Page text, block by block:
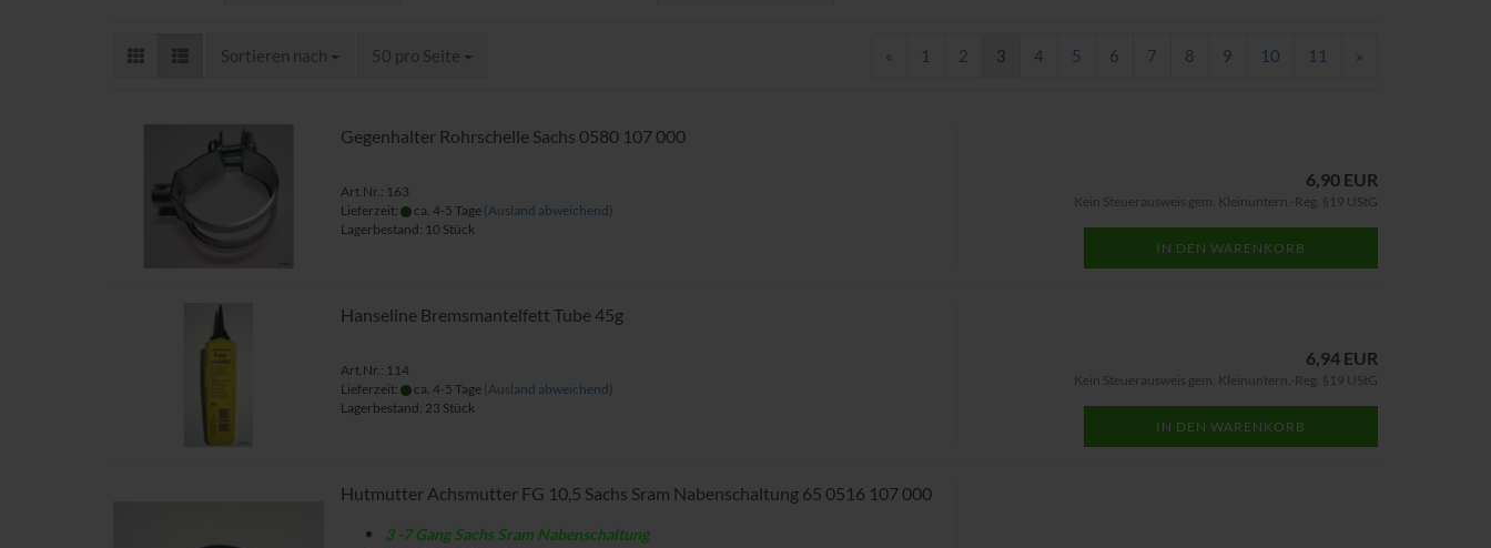
Sortieren nach
Sortieren nach 50 pro Seite
pro Seite « 1 2 3 4 5 6 7 8 9 10 11 »
Gegenhalter Rohrschelle Sachs 0580 107 000
Art.Nr.: 163
Lieferzeit:
ca. 4-5 Tage (Ausland abweichend)
Lagerbestand: 10 Stück
6,90 EUR
Kein Steuerausweis gem. Kleinuntern.-Reg. §19 UStG
IN DEN WARENKORB
Hanseline Bremsmantelfett Tube 45g
Art.Nr.: 114
Lieferzeit:
ca. 4-5 Tage (Ausland abweichend)
Lagerbestand: 23 Stück
6,94 EUR
Kein Steuerausweis gem. Kleinuntern.-Reg. §19 UStG
IN DEN WARENKORB
Hutmutter Achsmutter FG 10,5 Sachs Sram Nabenschaltung 65 0516 107 000
3 -7 Gang Sachs Sram Nabenschaltung